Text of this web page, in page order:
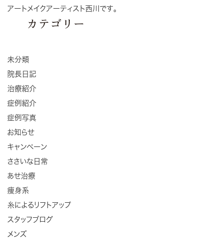
アートメイクアーティスト西川です。
カテゴリー
未分類
院長日記
治療紹介
症例紹介
症例写真
お知らせ
キャンペーン
ささいな日常
あせ治療
痩身系
糸によるリフトアップ
スタッフブログ
メンズ